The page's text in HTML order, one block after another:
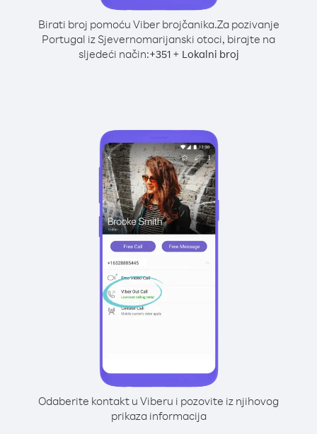
Birati broj pomoću Viber brojčanika.Za pozivanje
Portugal iz Sjevernomarijanski otoci, birajte na
sljedeći način:+351+ Lokalni broj
Odaberite kontakt u Viberu i pozovite iz njihovog
prikaza informacija